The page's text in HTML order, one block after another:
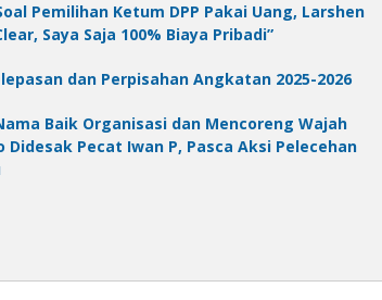
Pemilihan Ketum DPP Pakai Uang, Larshen
Saya Saja 100% Biaya Pribadi”
dan Perpisahan Angkatan 2025-2026
Baik Organisasi dan Mencoreng Wajah
Pecat Iwan P, Pasca Aksi Pelecehan